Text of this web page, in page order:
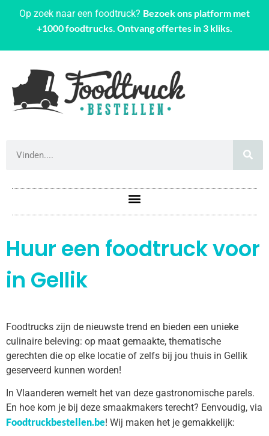
Op zoek naar een foodtruck? Bezoek ons platform met
+1000 foodtrucks. Ontvang offertes in 3 kliks.
Huur een foodtruck voor
in Gellik
Foodtrucks zijn de nieuwste trend en bieden een unieke
culinaire beleving: op maat gemaakte, thematische
gerechten die op elke locatie of zelfs bij jou thuis in Gellik
geserveerd kunnen worden!
In Vlaanderen wemelt het van deze gastronomische parels.
En hoe kom je bij deze smaakmakers terecht? Eenvoudig, via
Foodtruckbestellen.be! Wij maken het je gemakkelijk: